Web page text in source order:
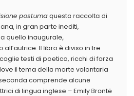
postumaquesta raccolta di
in gran parte inediti,
quello inaugurale,
Il libro è diviso in tre
testi di poetica, ricchi di forza
il tema della morte volontaria
comprende alcune
di lingua inglese – Emily Brontë